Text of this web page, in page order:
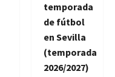
temporada
de fútbol
en Sevilla
(temporada
2026/2027)